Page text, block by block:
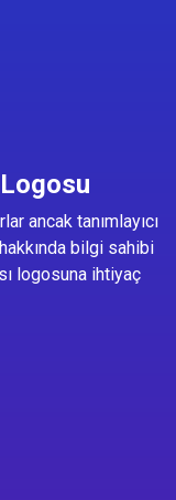
ancak tanımlayıcı
bilgi sahibi
logosuna ihtiyaç